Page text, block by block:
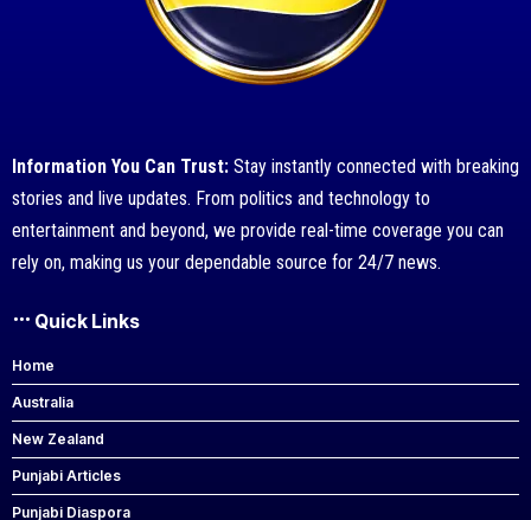
Information You Can Trust: Stay instantly connected with breaking
stories and live updates. From politics and technology to
entertainment and beyond, we provide real-time coverage you can
rely on, making us your dependable source for 24/7 news.
Quick Links
Home
Australia
New Zealand
Punjabi Articles
Punjabi Diaspora